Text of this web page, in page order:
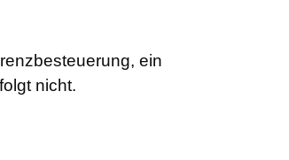
ein
nicht.